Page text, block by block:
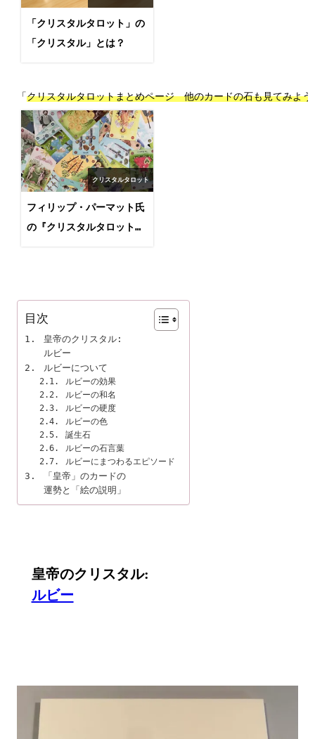
「クリスタルタロット」の
「クリスタル」とは？
「クリスタルタロットまとめページ　他のカードの石も見てみよう
クリスタルタロット
フィリップ・パーマット氏
の『クリスタルタロット』
目次
皇帝のクリスタル:
ルビー
ルビーについて
ルビーの効果
ルビーの和名
ルビーの硬度
ルビーの色
誕生石
ルビーの石言葉
ルビーにまつわるエピソード
「皇帝」のカードの
運勢と「絵の説明」
皇帝のクリスタル
ルビー